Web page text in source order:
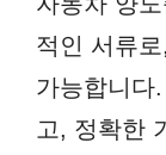
적인 서류
가능합니다
고, 정확한